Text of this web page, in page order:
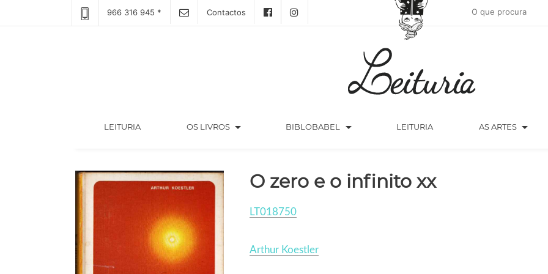
966 316 945 * Contactos
LEITURIA(CURRENT) OS LIVROS arrow_drop_down BIBLOBABEL arrow_drop_down LEITURIA AS ARTES arrow_drop_down
O zero e o infinito xx
LT018750
Arthur Koestler